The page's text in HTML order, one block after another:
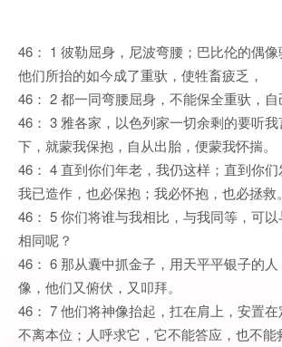
46： 1 彼勒屈身，尼波弯腰；巴比伦的偶像
他们所抬的如今成了重驮，使牲畜疲乏，
46： 2 都一同弯腰屈身，不能保全重驮，自
46： 3 雅各家，以色列家一切余剩的要听
下，就蒙我保抱，自从出胎，便蒙我怀揣。
46： 4 直到你们年老，我仍这样；直到你们
我已造作，也必保抱；我必怀抱，也必拯救。
46： 5 你们将谁与我相比，与我同等，可
相同呢？
46： 6 那从囊中抓金子，用天平平银子的
像，他们又俯伏，又叩拜。
46： 7 他们将神像抬起，扛在肩上，安置在
不离本位；人呼求它，它不能答应，也不能